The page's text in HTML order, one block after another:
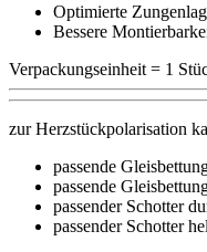
Optimierte
Bessere
Verpackungseinheit = 1
zur Herzstückpolarisation
passende
passende
passender Schotter
passender Schotter